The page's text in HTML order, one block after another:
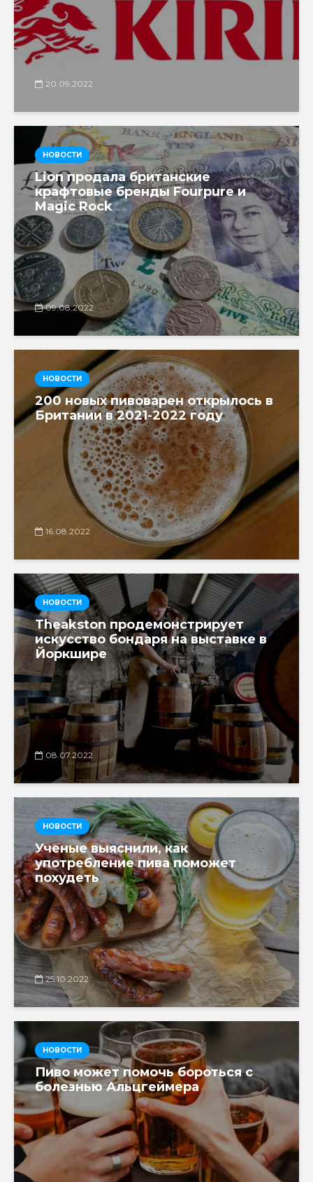
20.09.2022
НОВОСТИ
Lion продала британские
крафтовые бренды Fourpure и
Magic Rock
09.08.2022
НОВОСТИ
200 новых пивоварен открылось в
Британии в 2021-2022 году
16.08.2022
НОВОСТИ
Theakston продемонстрирует
искусство бондаря на выставке в
Йоркшире
08.07.2022
НОВОСТИ
Ученые выяснили, как
употребление пива поможет
похудеть
25.10.2022
НОВОСТИ
Пиво может помочь бороться с
болезнью Альцгеймера